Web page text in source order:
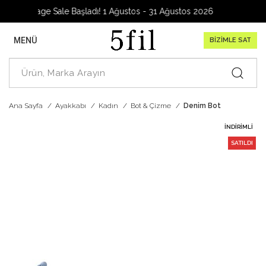
Garage Sale Başladı! 1 Ağustos - 31 Ağustos 2026
MENÜ BİZİMLE SAT
Ana Sayfa Ayakkabı Kadın Bot & Çizme Denim Bot
İNDIRIMLI
SATILDI